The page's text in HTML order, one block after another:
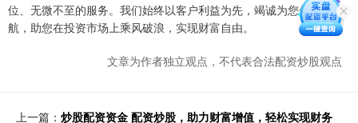
位、无微不至的服务。我们始终以客户利益为先，竭诚为您保驾护
航，助您在投资市场上乘风破浪，实现财富自由。
文章为作者独立观点，不代表合法配资炒股观点
上一篇： 炒股配资资金 配资炒股，助力财富增值，轻松实现财务